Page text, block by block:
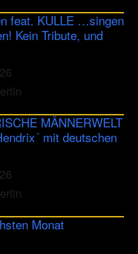
feat. KULLE …singen
Kein Tribute, und
MÄNNERWELT
mit deutschen
Monat